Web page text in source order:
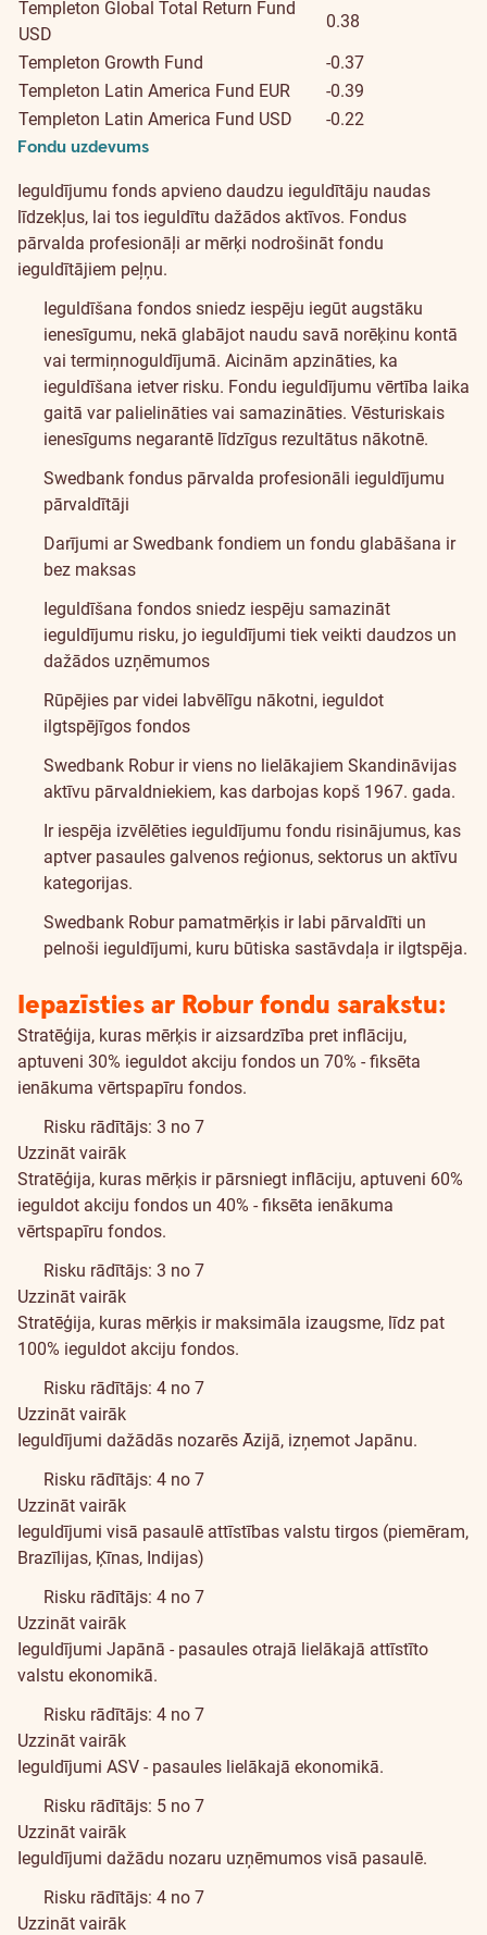
Templeton Global Total Return Fund
USD
0.38
Templeton Growth Fund
-0.37
Templeton Latin America Fund EUR
-0.39
Templeton Latin America Fund USD
-0.22
Fondu uzdevums
Par
fondiem
Ieguldījumu fonds apvieno daudzu ieguldītāju naudas
līdzekļus, lai tos ieguldītu dažādos aktīvos. Fondus
pārvalda profesionāļi ar mērķi nodrošināt fondu
ieguldītājiem peļņu.
Ieguldīšana fondos sniedz iespēju iegūt augstāku
ienesīgumu, nekā glabājot naudu savā norēķinu kontā
vai termiņnoguldījumā. Aicinām apzināties, ka
ieguldīšana ietver risku. Fondu ieguldījumu vērtība laika
gaitā var palielināties vai samazināties. Vēsturiskais
ienesīgums negarantē līdzīgus rezultātus nākotnē.
Swedbank fondus pārvalda profesionāli ieguldījumu
pārvaldītāji
Darījumi ar Swedbank fondiem un fondu glabāšana ir
bez maksas
Ieguldīšana fondos sniedz iespēju samazināt
ieguldījumu risku, jo ieguldījumi tiek veikti daudzos un
dažādos uzņēmumos
Rūpējies par videi labvēlīgu nākotni, ieguldot
ilgtspējīgos fondos
Swedbank Robur ir viens no lielākajiem Skandināvijas
aktīvu pārvaldniekiem, kas darbojas kopš 1967. gada.
Ir iespēja izvēlēties ieguldījumu fondu risinājumus, kas
aptver pasaules galvenos reģionus, sektorus un aktīvu
kategorijas.
Swedbank Robur pamatmērķis ir labi pārvaldīti un
pelnoši ieguldījumi, kuru būtiska sastāvdaļa ir ilgtspēja.
Iepazīsties ar Robur fondu sarakstu:
Stratēģija, kuras mērķis ir aizsardzība pret inflāciju,
aptuveni 30% ieguldot akciju fondos un 70% - fiksēta
ienākuma vērtspapīru fondos.
Risku rādītājs: 3 no 7
Uzzināt vairāk
Stratēģija, kuras mērķis ir pārsniegt inflāciju, aptuveni 60%
ieguldot akciju fondos un 40% - fiksēta ienākuma
vērtspapīru fondos.
Risku rādītājs: 3 no 7
Uzzināt vairāk
Stratēģija, kuras mērķis ir maksimāla izaugsme, līdz pat
100% ieguldot akciju fondos.
Risku rādītājs: 4 no 7
Uzzināt vairāk
Ieguldījumi dažādās nozarēs Āzijā, izņemot Japānu.
Risku rādītājs: 4 no 7
Uzzināt vairāk
Ieguldījumi visā pasaulē attīstības valstu tirgos (piemēram,
Brazīlijas, Ķīnas, Indijas)
Risku rādītājs: 4 no 7
Uzzināt vairāk
Ieguldījumi Japānā - pasaules otrajā lielākajā attīstīto
valstu ekonomikā.
Risku rādītājs: 4 no 7
Uzzināt vairāk
Ieguldījumi ASV - pasaules lielākajā ekonomikā.
Risku rādītājs: 5 no 7
Uzzināt vairāk
Ieguldījumi dažādu nozaru uzņēmumos visā pasaulē.
Risku rādītājs: 4 no 7
Uzzināt vairāk